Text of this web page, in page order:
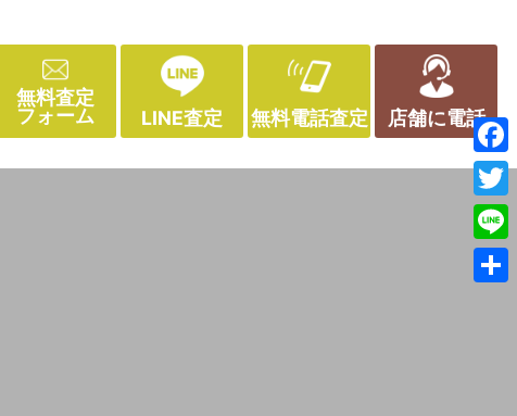
無料査定
フォーム
LINE査定 無料電話査定 店舗に電話
Line